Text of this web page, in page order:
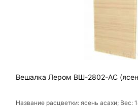
Вешалка Лером ВШ-2802-АС
Название расцветки: ясень асахи; Вес: